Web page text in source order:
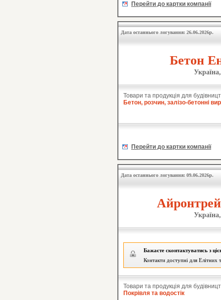
Перейти до картки компанії
Дата останнього логування: 26.06.2026р.
Бетон
Товари та продукція для
Бетон, розчин, залізо-бетонні
Перейти до картки компанії
Дата останнього логування: 09.06.2026р.
Бажаєте сконтактуватись з
Контакти доступні для Елітних
Товари та продукція для
Покрівля та водостік